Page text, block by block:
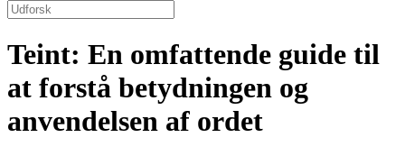
Teint: En omfattende guide til
at forstå betydningen og
anvendelsen af ordet